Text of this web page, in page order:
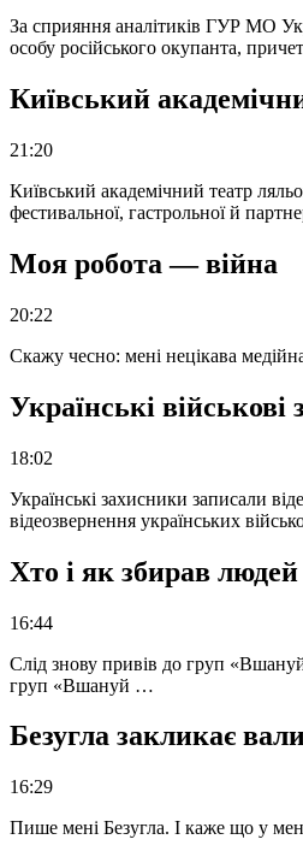
За сприяння аналітиків ГУР МО
особу російського окупанта,
Київський
21:20
Київський академічний театр
фестивальної, гастрольної й
Моя робота — війна
20:22
Скажу чесно: мені нецікава
Українські
18:02
Українські захисники записали
відеозвернення українських
Хто і як збирав
16:44
Слід знову привів до груп
груп «Вшануй …
Безугла закликає
16:29
Пише мені Безугла. І каже що у